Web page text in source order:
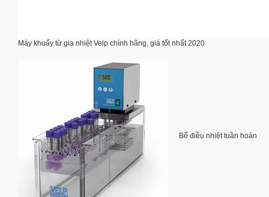
Máy khuấy từ gia nhiệt Velp chính hãng, giá tốt nhất 2020
Bể điều nhiệt tuần hoàn